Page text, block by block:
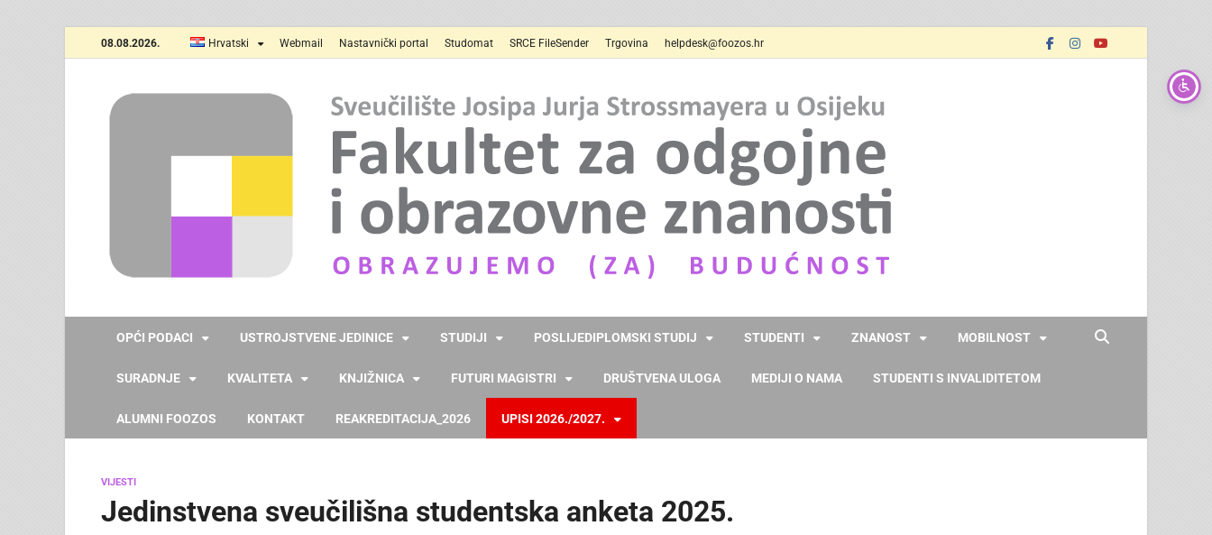
08.08.2026. Hrvatski Webmail Nastavnički portal Studomat SRCE FileSender Trgovina helpdesk@foozos.hr
OPĆI PODACI USTROJSTVENE JEDINICE STUDIJI POSLIJEDIPLOMSKI STUDIJ STUDENTI ZNANOST MOBILNOST
SURADNJE KVALITETA KNJIŽNICA FUTURI MAGISTRI DRUŠTVENA ULOGA MEDIJI O NAMA STUDENTI S INVALIDITETOM
ALUMNI FOOZOS KONTAKT REAKREDITACIJA_2026 UPISI 2026./2027.
VIJESTI
Jedinstvena sveučilišna studentska anketa 2025.